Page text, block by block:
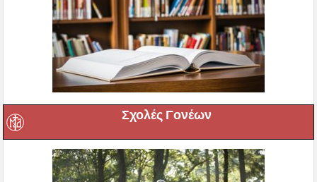
Σχολές Γονέων